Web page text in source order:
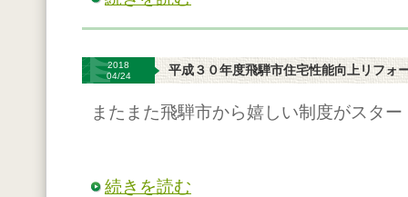
2018
04/24
平成３０年度飛騨市住宅性能向上リフォ
またまた飛騨市から嬉しい制度がスタ
続きを読む